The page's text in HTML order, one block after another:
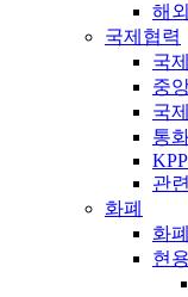
해
국제협력
국
중
국
통
관
화폐
화
현